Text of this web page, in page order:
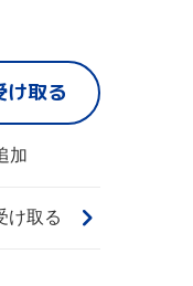
け取る
加
け取る